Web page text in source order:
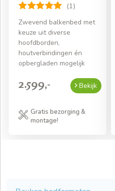
(1)
Zwevend balkenbed met
keuze uit diverse
hoofdborden,
houtverbindingen én
opbergladen mogelijk
2.599,- Bekijk
Gratis bezorging &
montage!